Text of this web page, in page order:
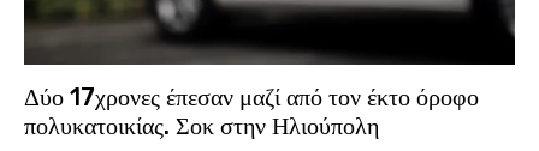
Δύο 17χρονες έπεσαν μαζί από τον έκτο όροφο
πολυκατοικίας. Σοκ στην Ηλιούπολη